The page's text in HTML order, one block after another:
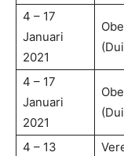
4 – 17
Januari
2021
4 – 17
Januari
2021
4 – 13